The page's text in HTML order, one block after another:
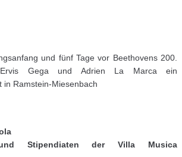
und fünf Tage vor Beethovens 200.
Ervis Gega und Adrien La Marca ein
in Ramstein-Miesenbach
und Stipendiaten der Villa Musica